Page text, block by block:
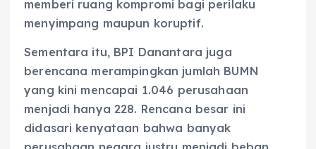
memberi ruang kompromi bagi perilaku
menyimpang maupun koruptif.
Sementara itu, BPI Danantara juga
berencana merampingkan jumlah BUMN
yang kini mencapai 1.046 perusahaan
menjadi hanya 228. Rencana besar ini
didasari kenyataan bahwa banyak